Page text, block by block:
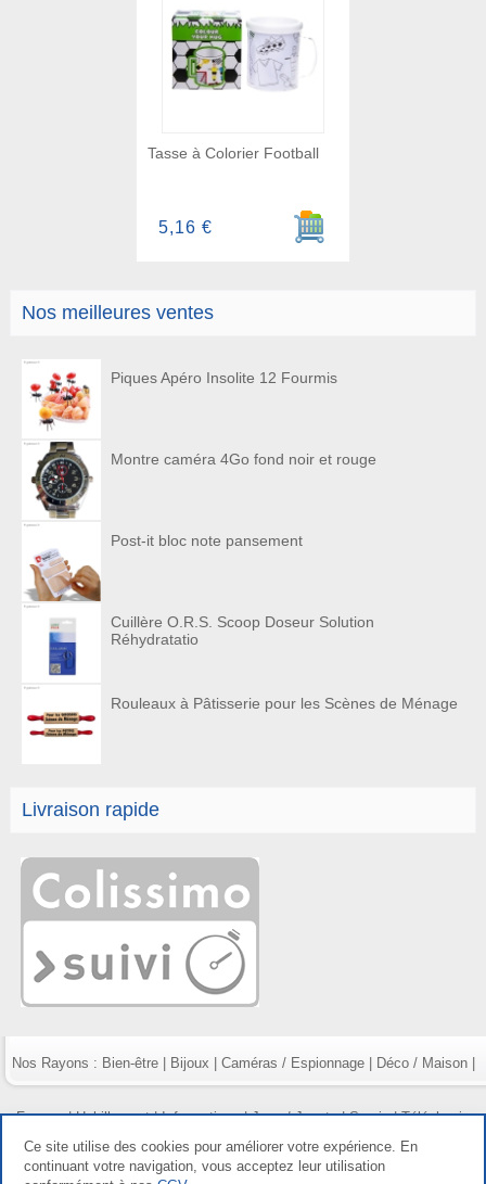
Nos meilleures ventes
Piques Apéro Insolite 12 Fourmis
Montre caméra 4Go fond noir et rouge
Post-it bloc note pansement
Cuillère O.R.S. Scoop Doseur Solution
Réhydratatio
Rouleaux à Pâtisserie pour les Scènes de Ménage
Livraison rapide
Tasse à Colorier Football
Ajouter au panier
5,16 €
Nos Rayons : Bien-être| Bijoux Caméras / Espionnage| Déco / Maison|
Fumeur|Habillement|Informatique|Jeux / Jouets|Survie|Téléphonie
Ce site utilise des cookies pour améliorer votre expérience. En
continuant votre navigation, vous acceptez leur utilisation